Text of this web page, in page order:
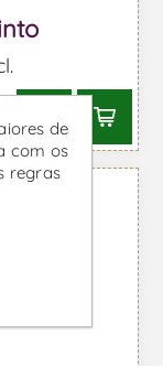
de
com os
regras